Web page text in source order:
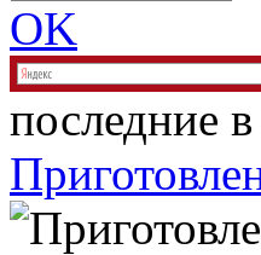
OK
последние